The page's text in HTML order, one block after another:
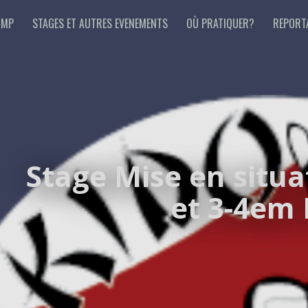
STAGES ET AUTRES EVENEMENTS OÙ PRATIQUER?
Stage Mise en
et 3-4em